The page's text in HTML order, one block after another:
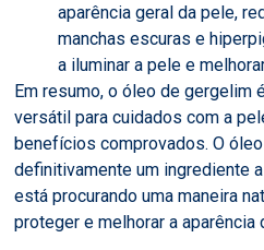
aparência geral da pele,
manchas escuras e
a iluminar a pele e
Em resumo, o óleo de gergelim
versátil para cuidados com a
benefícios comprovados. O
definitivamente um ingrediente
está procurando uma maneira
proteger e melhorar a aparência